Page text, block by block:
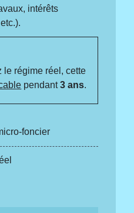
intérêts
le régime réel, cette
pendant3 ans.
foncier